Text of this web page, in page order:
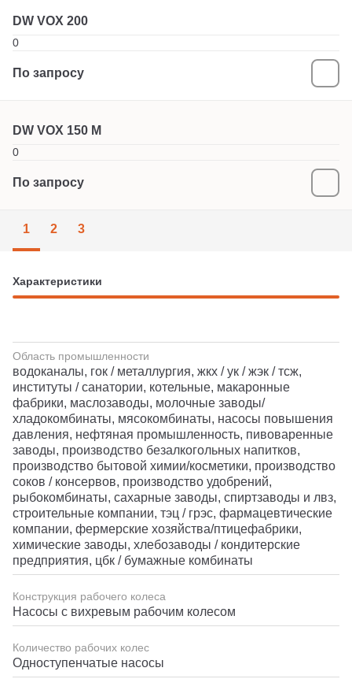
DW VOX 200
0
По запросу
DW VOX 150 M
0
По запросу
1 2 3
Характеристики
Область промышленности
водоканалы, гок / металлургия, жкх / ук / жэк / тсж,
институты / санатории, котельные, макаронные
фабрики, маслозаводы, молочные заводы/
хладокомбинаты, мясокомбинаты, насосы повышения
давления, нефтяная промышленность, пивоваренные
заводы, производство безалкогольных напитков,
производство бытовой химии/косметики, производство
соков / консервов, производство удобрений,
рыбокомбинаты, сахарные заводы, спиртзаводы и лвз,
строительные компании, тэц / грэс, фармацевтические
компании, фермерские хозяйства/птицефабрики,
химические заводы, хлебозаводы / кондитерские
предприятия, цбк / бумажные комбинаты
Конструкция рабочего колеса
Насосы с вихревым рабочим колесом
Количество рабочих колес
Одноступенчатые насосы